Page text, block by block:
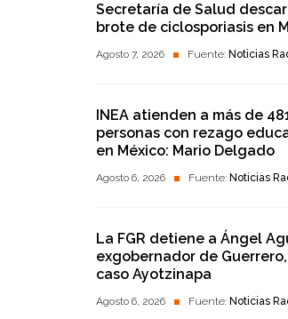
Secretaría de Salud
brote de ciclosporiasis en
Agosto 7, 2026 Fuente: Noticias
INEA atienden a más de
personas con rezago
en México: Mario Delgado
Agosto 6, 2026 Fuente: Noticias
La FGR detiene a Ángel
exgobernador de
caso Ayotzinapa
Agosto 6, 2026 Fuente: Noticias